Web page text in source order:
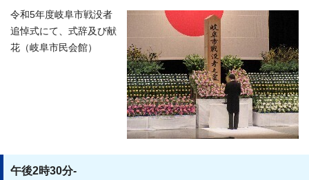
令和5年度岐阜市戦没者
追悼式にて、式辞及び献
花（岐阜市民会館）
午後2時30分-